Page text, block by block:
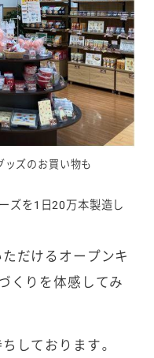
ッズのお買い物も
ズを1日20万本製造し
だけるオープンキ
くりを体感してみ
しております。